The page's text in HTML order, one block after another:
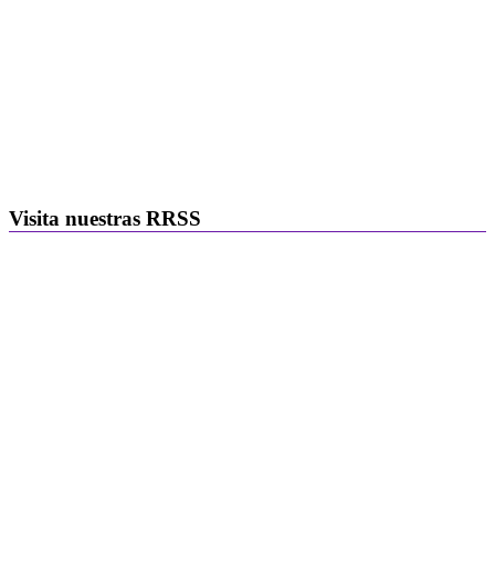
Visita nuestras RRSS